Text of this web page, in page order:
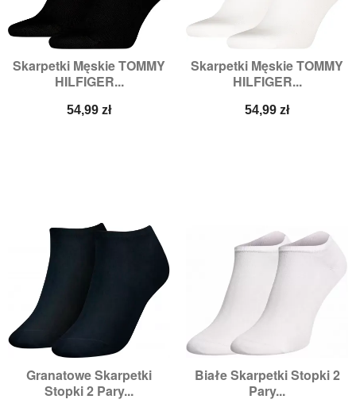
Skarpetki Męskie TOMMY
HILFIGER...
Cena
54,99 zł
Skarpetki Męskie TOMMY
HILFIGER...
Cena
54,99 zł
Granatowe Skarpetki
Stopki 2 Pary...
Białe Skarpetki Stopki 2
Pary...